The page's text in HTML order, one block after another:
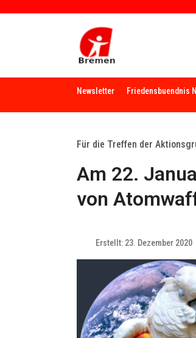
Newsletter Friedensbuendnis
Für die Treffen der
Am 22.
von
Erstellt: 23. Dezember 2020